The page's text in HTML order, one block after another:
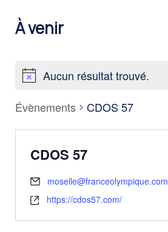
À venir
Aucun résultat trouvé.
Évènements CDOS 57
CDOS 57
moselle@franceolympique.com
https://cdos57.com/